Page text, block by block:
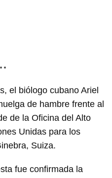
el biólogo cubano Ariel
de hambre frente al
de la Oficina del Alto
Unidas para los
Suiza.
fue confirmada la